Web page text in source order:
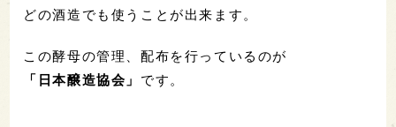
どの酒造でも使うことが出来ます。
この酵母の管理、配布を行っているのが
「日本醸造協会」 です。